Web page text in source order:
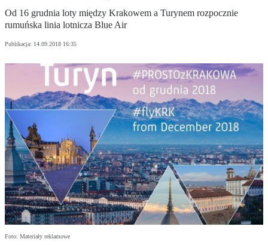
Od 16 grudnia loty między Krakowem a Turynem rozpocznie
rumuńska linia lotnicza Blue Air
Publikacja: 14.09.2018 16:35
Foto: Materiały reklamowe